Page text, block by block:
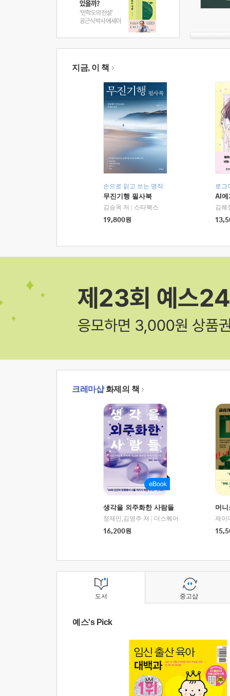
지금, 이 책
손으로 읽고 쓰는 명작
무진기행 필사북
김승옥 저
스타북스
19,800원
로그
AI에
김혜
크레마샵화제의 책
생각을 외주화한 사람들
정재민,김영주 저
더스퀘어
16,200원
머
도서
예스's Pick
중고샵